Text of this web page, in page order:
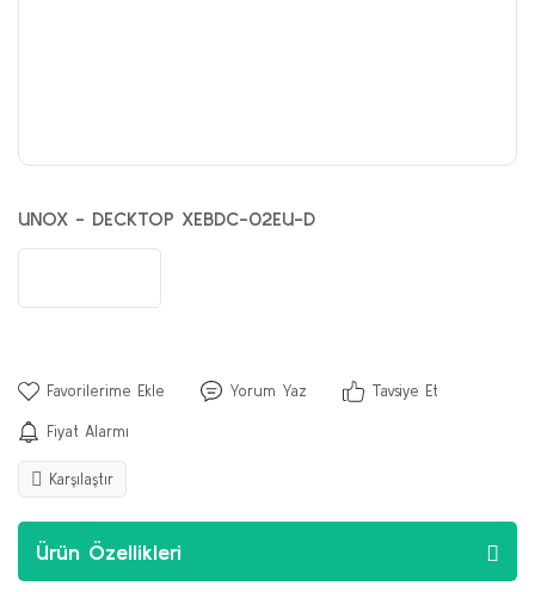
UNOX - DECKTOP XEBDC-02EU-D
Yorum Yaz Tavsiye Et
Fiyat Alarmı
Karşılaştır
Ürün Özellikleri